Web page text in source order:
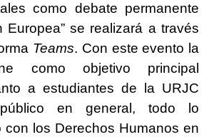
como debate permanente
Europea” se realizará a través
Teams. Con este evento la
como objetivo principal
a estudiantes de la URJC
en general, todo lo
con los Derechos Humanos en